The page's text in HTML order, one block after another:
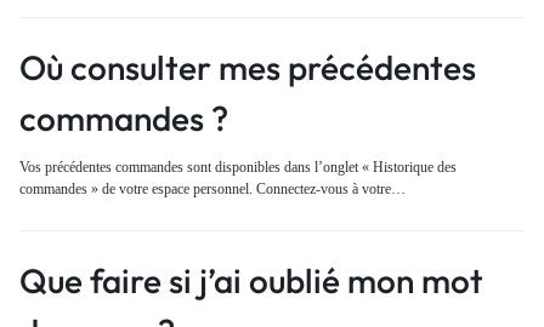
Où consulter mes précédentes
commandes ?
Vos précédentes commandes sont disponibles dans l’onglet « Historique des
commandes » de votre espace personnel. Connectez-vous à votre…
Que faire si j’ai oublié mon mot